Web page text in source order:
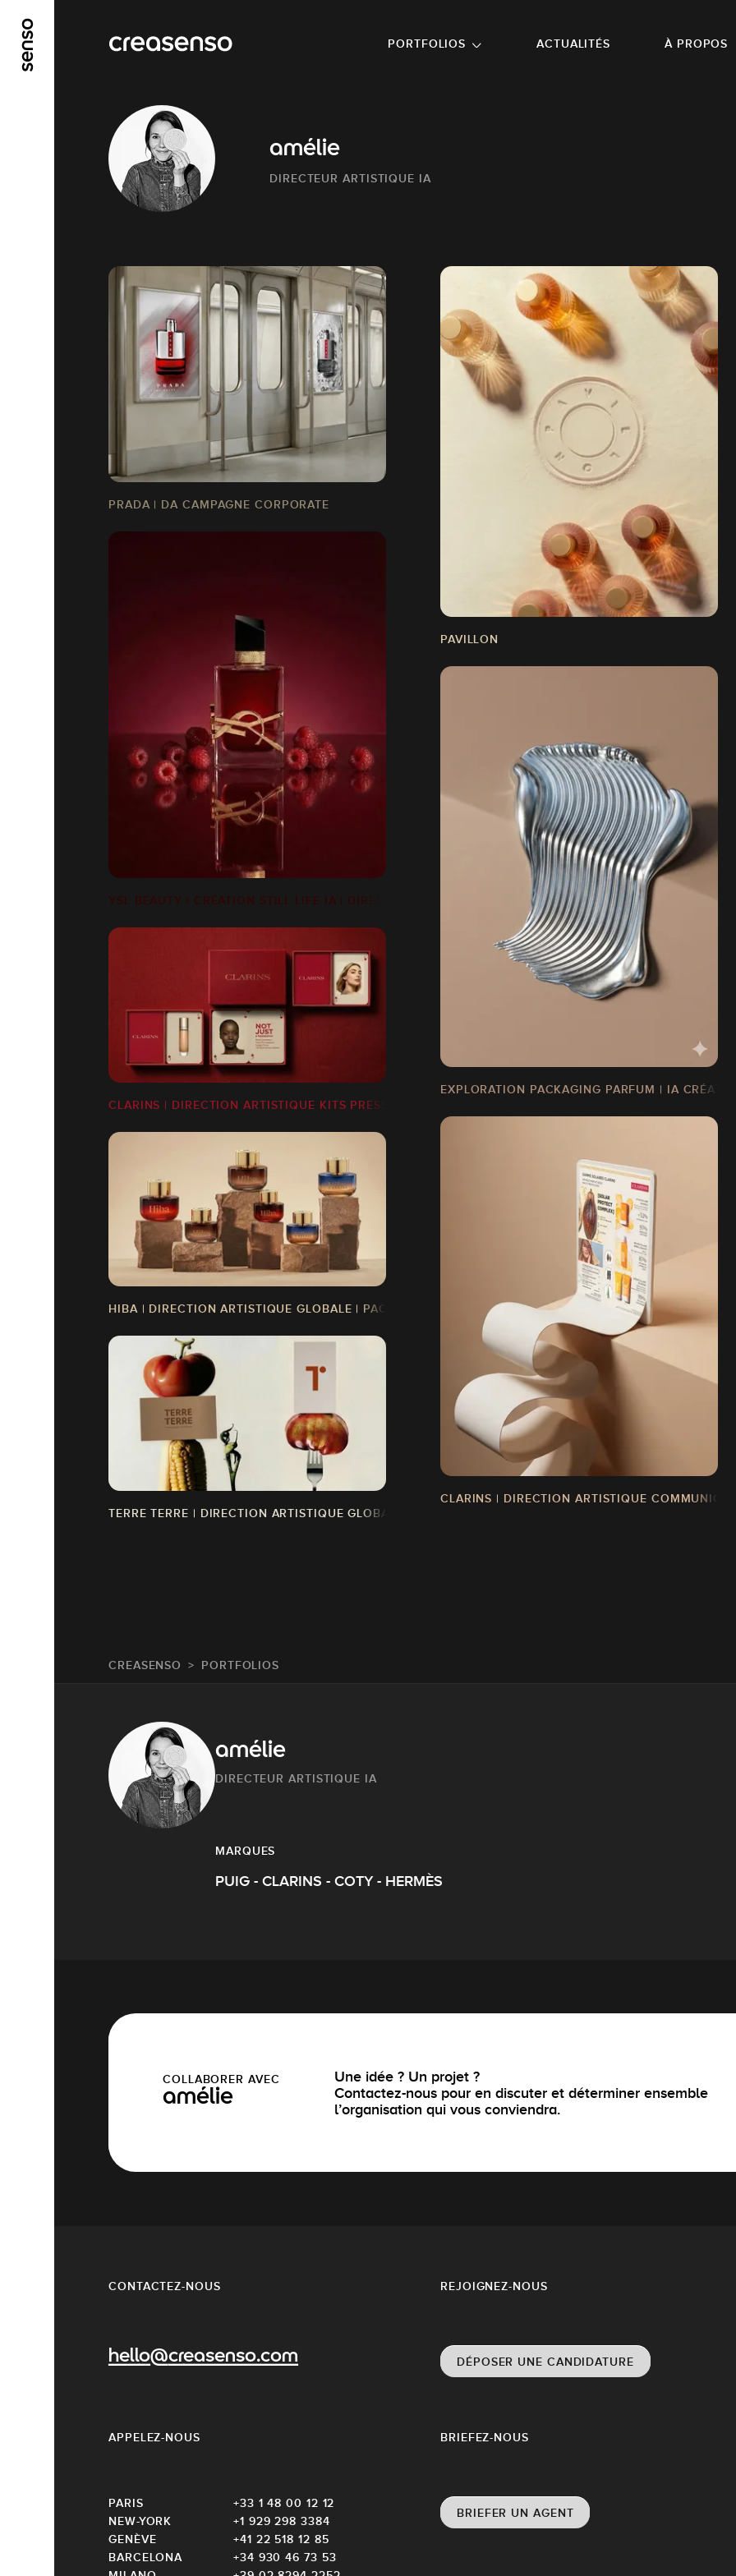
PORTFOLIOS
ACTUALITÉS À PROPOS
amélie
DIRECTEUR ARTISTIQUE IA
PRADA | DA CAMPAGNE CORPORATE
PAVILLON
YSL BEAUTY | CRÉATION STILL LIFE IA | DIRECTION ARTISTIQUE
EXPLORATION PACKAGING PARFUM | IA
CLARINS | DIRECTION ARTISTIQUE KITS PRESSE & INFLUENCE
CLARINS | DIRECTION ARTISTIQUE COMMUNIQUÉ
HIBA | DIRECTION ARTISTIQUE GLOBALE | PACKAGING PARFUM
TERRE TERRE | DIRECTION ARTISTIQUE GLOBALE | IDENTITÉ & BRANDING
CREASENSO PORTFOLIOS
amélie
DIRECTEUR ARTISTIQUE IA
MARQUES
PUIG - CLARINS - COTY - HERMÈS
COLLABORER AVEC
amélie
Une idée ? Un projet ?
Contactez-nous pour en discuter et déterminer ensemble
l’organisation qui vous conviendra.
CONTACTEZ-NOUS
hello@creasenso.com
REJOIGNEZ-NOUS
DÉPOSER UNE CANDIDATURE
APPELEZ-NOUS
PARIS
+33 1 48 00 12 12
NEW-YORK
+1 929 298 3384
GENÈVE
+41 22 518 12 85
BARCELONA
+34 930 46 73 53
BRIEFEZ-NOUS
BRIEFER UN AGENT